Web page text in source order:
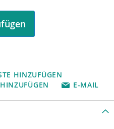
HINZUFÜGEN
E-MAIL